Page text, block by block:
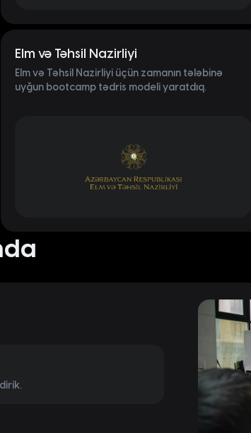
Elm və Təhsil Nazirliyi
Elm və Təhsil Nazirliyi üçün zamanın tələbinə
uyğun bootcamp tədris modeli yaratdıq.